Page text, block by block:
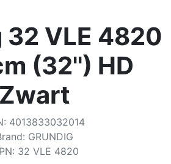
32 VLE 4820
(32'') HD
Zwart
: 4013833032014
: GRUNDIG
: 32 VLE 4820